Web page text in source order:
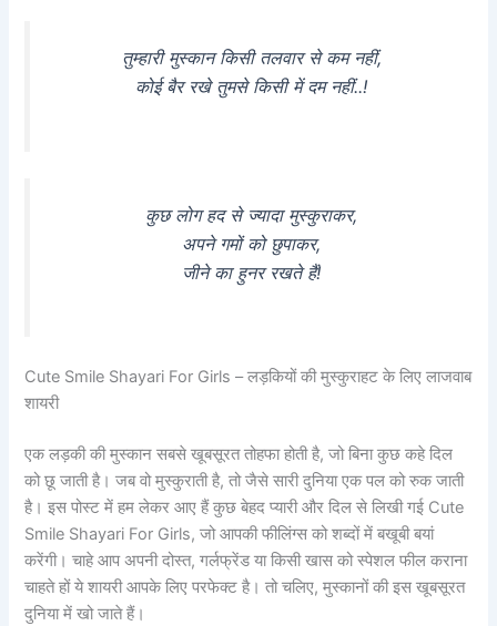
तुम्हारी मुस्कान किसी तलवार से कम नहीं,
कोई बैर रखे तुमसे किसी में दम नहीं..!
कुछ लोग हद से ज्यादा मुस्कुराकर,
अपने गमों को छुपाकर,
जीने का हुनर रखते हैं!
Cute Smile Shayari For Girls – लड़कियों की मुस्कुराहट के लिए लाजवाब
शायरी
एक लड़की की मुस्कान सबसे खूबसूरत तोहफा होती है, जो बिना कुछ कहे दिल
को छू जाती है। जब वो मुस्कुराती है, तो जैसे सारी दुनिया एक पल को रुक जाती
है। इस पोस्ट में हम लेकर आए हैं कुछ बेहद प्यारी और दिल से लिखी गई Cute
Smile Shayari For Girls, जो आपकी फीलिंग्स को शब्दों में बखूबी बयां
करेंगी। चाहे आप अपनी दोस्त, गर्लफ्रेंड या किसी खास को स्पेशल फील कराना
चाहते हों ये शायरी आपके लिए परफेक्ट है। तो चलिए, मुस्कानों की इस खूबसूरत
दुनिया में खो जाते हैं।